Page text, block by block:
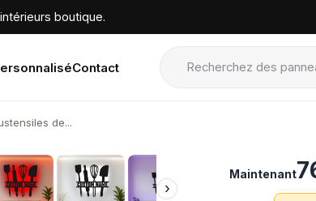
boutique.
Contact
de...
›
›
Maintenant